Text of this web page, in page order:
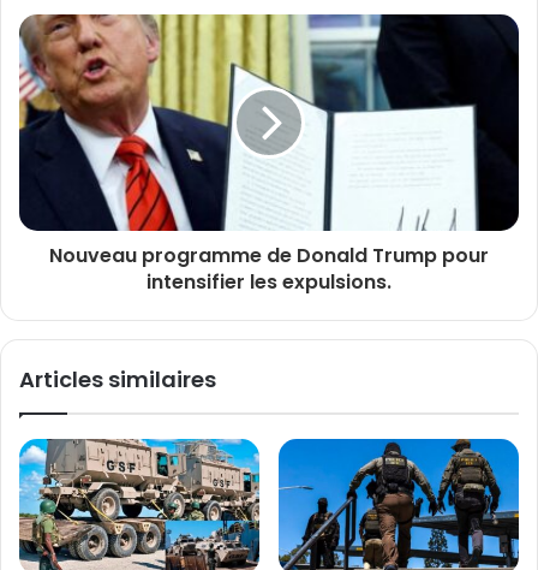
Nouveau programme de Donald Trump pour
intensifier les expulsions.
Articles similaires